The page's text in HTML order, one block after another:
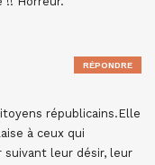
républicains.Elle
à ceux qui
suivant leur désir, leur
RÉPONDRE